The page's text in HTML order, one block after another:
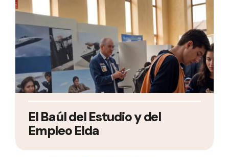
El Baúl del Estudio y del
Empleo Elda